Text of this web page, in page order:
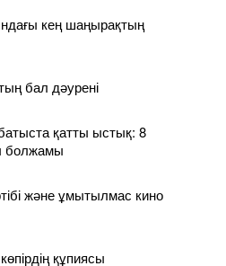
кең шаңырақтың
бал дәурені
қатты ыстық: 8
болжамы
және ұмытылмас кино
құпиясы